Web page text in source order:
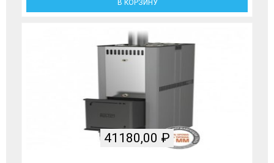
В КОРЗИНУ
41180,00 ₽